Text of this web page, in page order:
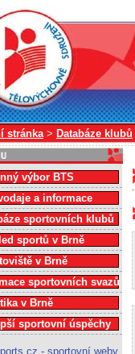
stránka> Databáze klubů
výbor BTS
a informace
sportovních klubů
sportů v Brně
v Brně
sportovních svazů
v Brně
sportovní úspěchy